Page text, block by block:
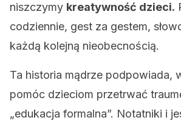
niszczymy kreatywność dzieci.
codziennie, gest za gestem,
każdą kolejną nieobecnością.
Ta historia mądrze podpowiada,
pomóc dzieciom przetrwać
„edukacja formalna”. Notatniki i